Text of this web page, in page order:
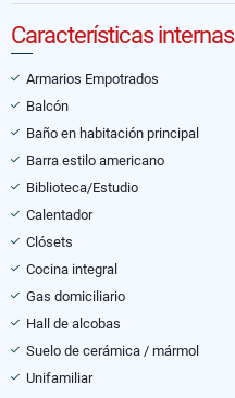
Características internas
Armarios Empotrados
Balcón
Baño en habitación principal
Barra estilo americano
Biblioteca/Estudio
Calentador
Clósets
Cocina integral
Gas domiciliario
Hall de alcobas
Suelo de cerámica / mármol
Unifamiliar